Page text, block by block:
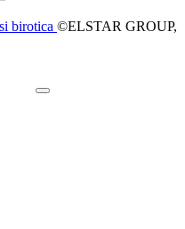
©ELSTAR GROUP,